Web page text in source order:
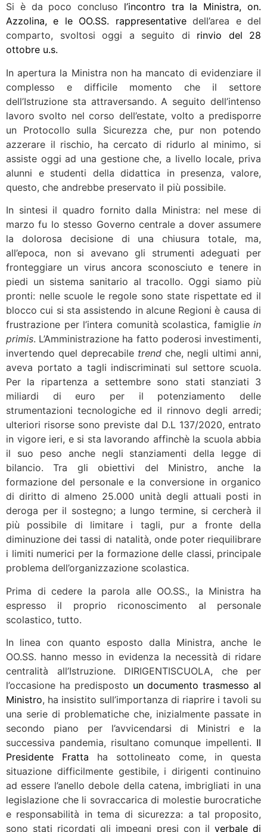
Si è da poco concluso l’incontro tra la Ministra, on.
Azzolina, e le OO.SS. rappresentativedell’area e del
comparto, svoltosi oggi a seguito di rinvio del 28
ottobre u.s.
In apertura la Ministra non ha mancato di evidenziare il
complesso e difficile momento che il settore
dell’Istruzione sta attraversando. A seguito dell’intenso
lavoro svolto nel corso dell’estate, volto a predisporre
un Protocollo sulla Sicurezza che, pur non potendo
azzerare il rischio, ha cercato di ridurlo al minimo, si
assiste oggi ad una gestione che, a livello locale, priva
alunni e studenti della didattica in presenza, valore,
questo, che andrebbe preservato il più possibile.
In sintesi il quadro fornito dalla Ministra: nel mese di
marzo fu lo stesso Governo centrale a dover assumere
la dolorosa decisione di una chiusura totale, ma,
all’epoca, non si avevano gli strumenti adeguati per
fronteggiare un virus ancora sconosciuto e tenere in
piedi un sistema sanitario al tracollo. Oggi siamo più
pronti: nelle scuole le regole sono state rispettate ed il
blocco cui si sta assistendo in alcune Regioni è causa di
frustrazione per l’intera comunità scolastica, famiglie in
primis. L’Amministrazione ha fatto poderosi investimenti,
invertendo quel deprecabile trend che, negli ultimi anni,
aveva portato a tagli indiscriminati sul settore scuola.
Per la ripartenza a settembre sono stati stanziati 3
miliardi di euro per il potenziamento delle
strumentazioni tecnologiche ed il rinnovo degli arredi;
ulteriori risorse sono previste dal D.L 137/2020, entrato
in vigore ieri, e si sta lavorando affinchè la scuola abbia
il suo peso anche negli stanziamenti della legge di
bilancio. Tra gli obiettivi del Ministro, anche la
formazione del personale e la conversione in organico
di diritto di almeno 25.000 unità degli attuali posti in
deroga per il sostegno; a lungo termine, si cercherà il
più possibile di limitare i tagli, pur a fronte della
diminuzione dei tassi di natalità, onde poter riequilibrare
i limiti numerici per la formazione delle classi, principale
problema dell’organizzazione scolastica.
Prima di cedere la parola alle OO.SS., la Ministra ha
espresso il proprio riconoscimento al personale
scolastico, tutto.
In linea con quanto esposto dalla Ministra, anche le
OO.SS. hanno messo in evidenza la necessità di ridare
centralità all’Istruzione. DIRIGENTISCUOLA, che per
l’occasione ha predisposto un documento trasmesso al
Ministro, ha insistito sull’importanza di riaprire i tavoli su
una serie di problematiche che, inizialmente passate in
secondo piano per l’avvicendarsi di Ministri e la
successiva pandemia, risultano comunque impellenti. Il
Presidente Fratta ha sottolineato come, in questa
situazione difficilmente gestibile, i dirigenti continuino
ad essere l’anello debole della catena, imbrigliati in una
legislazione che li sovraccarica di molestie burocratiche
e responsabilità in tema di sicurezza: a tal proposito,
sono stati ricordati gli impegni presi con il verbale di